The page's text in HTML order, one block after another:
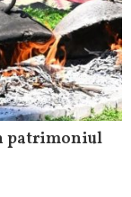
patrimoniul